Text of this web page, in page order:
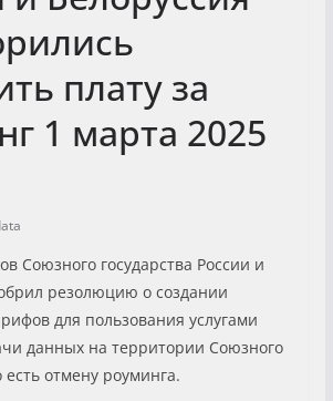
плату за
1 марта 2025
Союзного государства России и
резолюцию о создании
для пользования услугами
данных на территории Союзного
есть отмену роуминга.